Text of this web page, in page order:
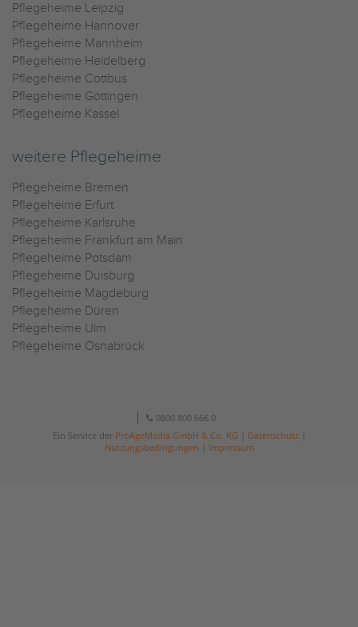
Pflegeheime Leipzig
Pflegeheime Hannover
Pflegeheime Mannheim
Pflegeheime Heidelberg
Pflegeheime Cottbus
Pflegeheime Göttingen
Pflegeheime Kassel
weitere Pflegeheime
Pflegeheime Bremen
Pflegeheime Erfurt
Pflegeheime Karlsruhe
Pflegeheime Frankfurt am Main
Pflegeheime Potsdam
Pflegeheime Duisburg
Pflegeheime Magdeburg
Pflegeheime Düren
Pflegeheime Ulm
Pflegeheime Osnabrück
0800 800 666 0
Ein Service der ProAgeMedia GmbH & Co. KG Datenschutz|
Nutzungsbedingungen
Impressum